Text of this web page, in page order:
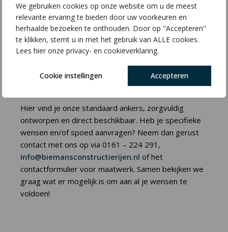
We gebruiken cookies op onze website om u de meest
relevante ervaring te bieden door uw voorkeuren en
herhaalde bezoeken te onthouden. Door op "Accepteren"
te klikken, stemt u in met het gebruik van ALLE cookies.
Lees hier onze privacy- en cookieverklaring.
Cookie instellingen Accepteren
mm
Gerelateerde producten
Hier vind je onze standaard ankers, zorgvuldig
ontworpen en direct beschikbaar. Heb je specifieke
wensen en/of spoed aanvragen? Neem dan gerust
contact met ons op via 0161 – 224 291,
Info@biemansconstructierijen.nl of het
contactformulier voor maatwerk. Samen bekijken we
graag wat er mogelijk is om aan al je wensen te
voldoen!